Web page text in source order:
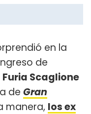
en la
de
Scaglione
de Gran
manera, los ex